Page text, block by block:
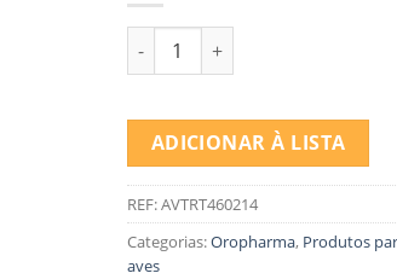
Quantidade de ORO. CALCILUX
ADICIONAR À LISTA
REF:AVTRT460214
Categorias:Oropharma, Produtos
aves